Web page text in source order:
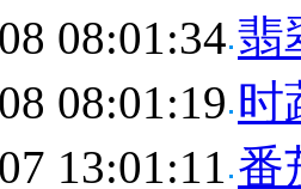
08:01:34 翡
08:01:19 时
13:01:11 番